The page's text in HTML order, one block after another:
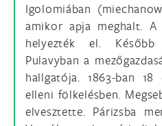
Igolomiában
amikor apja meghalt. A
helyezték el.
Pulavyban a
hallgatója. 1863-ban
elleni fölkelésben.
elvesztette. Párizsba